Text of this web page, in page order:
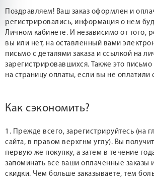
Поздравляем! Ваш заказ оформлен и
регистрировались, информация о нем
Личном кабинете. И независимо от того,
вы или нет, на оставленный вами
письмо с деталями заказа и ссылкой на
зарегистрировавшихся. Также это
на страницу оплаты, если вы не оплатили
Как сэкономить?
1. Прежде всего, зарегистрируйтесь (на
сайта, в правом верхгнм углу). Вы
первую же покупку, а затем в течение
запоминать все ваши оплаченные заказы
скидки. Чем больше заказываете, тем